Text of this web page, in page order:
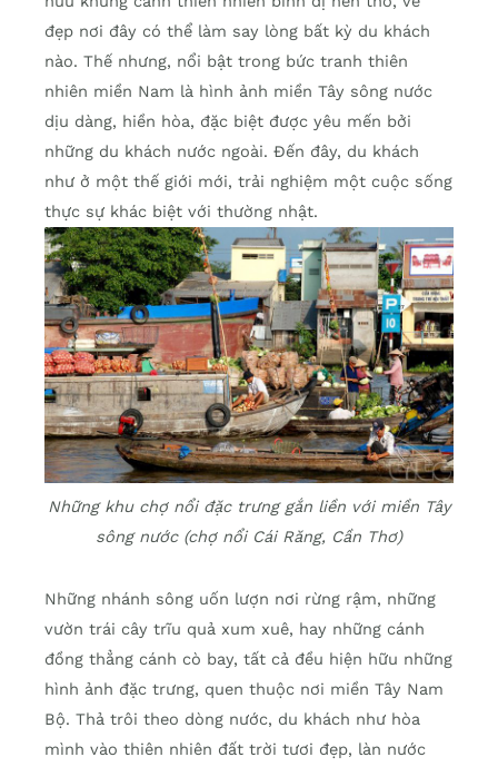
đẹp nơi đây có thể làm say lòng bất kỳ du khách
nào. Thế nhưng, nổi bật trong bức tranh thiên
nhiên miền Nam là hình ảnh miền Tây sông nước
dịu dàng, hiền hòa, đặc biệt được yêu mến bởi
những du khách nước ngoài. Đến đây, du khách
như ở một thế giới mới, trải nghiệm một cuộc sống
thực sự khác biệt với thường nhật.
Những khu chợ nổi đặc trưng gắn liền với miền Tây
sông nước (chợ nổi Cái Răng, Cần Thơ)
Những nhánh sông uốn lượn nơi rừng rậm, những
vườn trái cây trĩu quả xum xuê, hay những cánh
đồng thẳng cánh cò bay, tất cả đều hiện hữu những
hình ảnh đặc trưng, quen thuộc nơi miền Tây Nam
Bộ. Thả trôi theo dòng nước, du khách như hòa
mình vào thiên nhiên đất trời tươi đẹp, làn nước